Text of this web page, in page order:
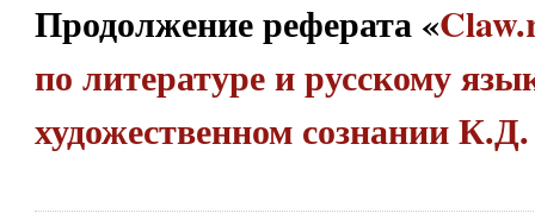
Продолжение реферата «
по литературе и русскому
художественном сознании